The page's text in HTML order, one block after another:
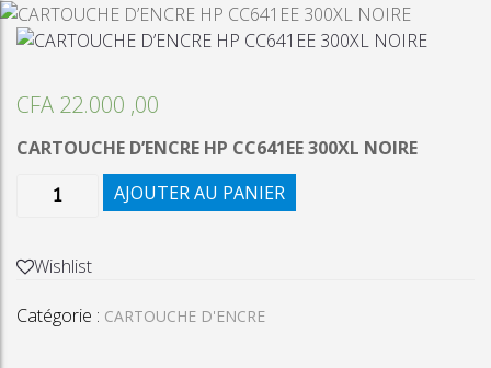
CFA 22.000 ,00
CARTOUCHE D’ENCRE HP CC641EE 300XL NOIRE
quantité
D'ENCRE
CC641EE
AJOUTER AU PANIER
Wishlist
Catégorie : CARTOUCHE D'ENCRE